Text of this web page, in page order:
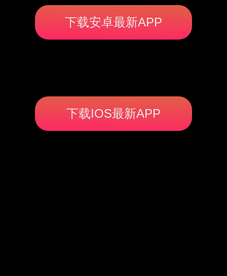
下载安卓最新APP
下载IOS最新APP